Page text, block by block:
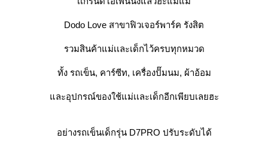
Dodo Love สาขาฟิวเจอร์พาร์ค รังสิต
รวมสินค้าแม่เเละเด็กไว้ครบทุกหมวด
ทั้ง รถเข็น, คาร์ซีท, เครื่องปั๊มนม, ผ้าอ้อม
ละอุปกรณ์ของใช้แม่เเละเด็กอีกเพียบเลยฮะ
อย่างรถเข็นเด็กรุ่น D7PRO ปรับระดับได้